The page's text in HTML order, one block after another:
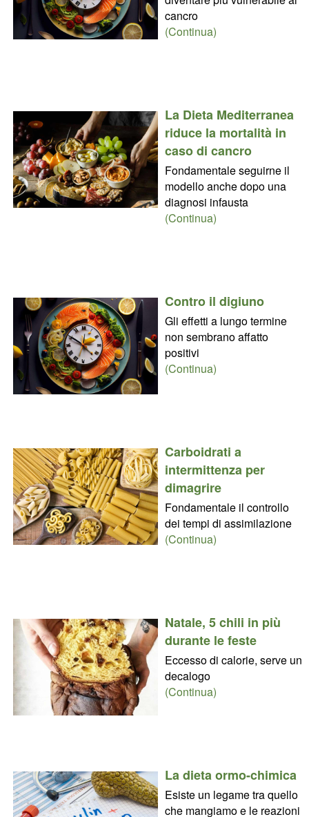
cancro
(Continua)
La Dieta Mediterranea
riduce la mortalità in
caso di cancro
Fondamentale seguirne il
modello anche dopo una
diagnosi infausta
(Continua)
Contro il digiuno
Gli effetti a lungo termine
non sembrano affatto
positivi
(Continua)
Carboidrati a
intermittenza per
dimagrire
Fondamentale il controllo
dei tempi di assimilazione
(Continua)
Natale, 5 chili in più
durante le feste
Eccesso di calorie, serve un
decalogo
(Continua)
La dieta ormo-chimica
Esiste un legame tra quello
che mangiamo e le reazioni